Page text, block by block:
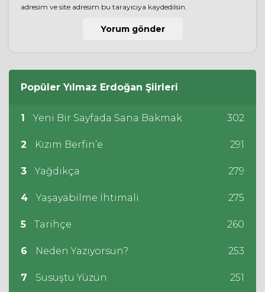
adresim ve site adresim bu tarayıcıya kaydedilsin.
Popüler Yılmaz Erdoğan Şiirleri
1 Yeni Bir Sayfada Sana Bakmak 302
2 Kızım Berfin’e 291
3 Yağdıkça 279
4 Yaşayabilme İhtimali 275
5 Tarihçe 260
6 Neden Yazıyorsun? 253
7 Susuştu Yüzün 251